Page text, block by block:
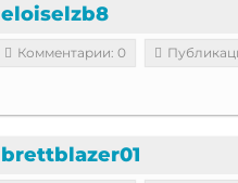
eloiselzb8
Комментарии: 0
brettblazer01